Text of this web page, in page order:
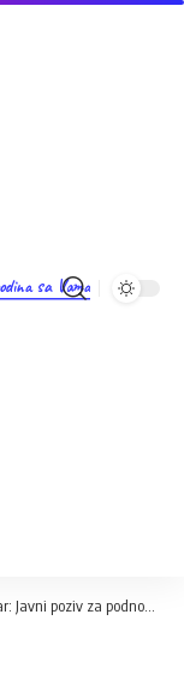
sa Vama
prijedloga za dodjelu nagrada 14. februar